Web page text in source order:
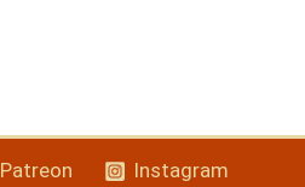
Patreon Instagram